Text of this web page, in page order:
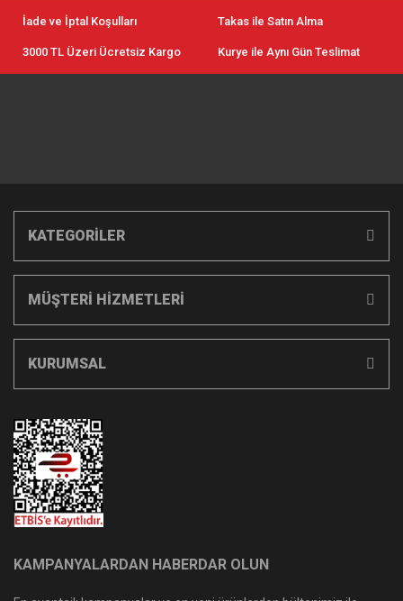
İade ve İptal Koşulları Takas ile Satın Alma
3000 TL Üzeri Ücretsiz Kargo Kurye ile Aynı Gün Teslimat
KATEGORİLER
MÜŞTERİ HİZMETLERİ
KURUMSAL
KAMPANYALARDAN HABERDAR OLUN